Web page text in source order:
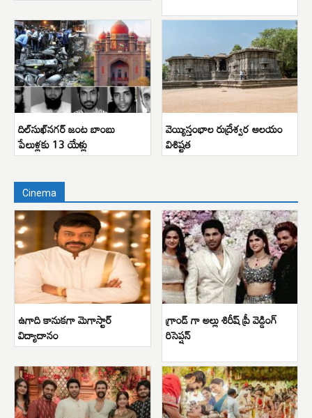
దిల్‌సుఖ్‌నగర్ జంట బాంబు
పేలుళ్లకు 13 యేళ్లు
వెయ్యిస్తంభాల రుద్రేశ్వర ఆలయం
విశిష్టత
Cinema
ఉగాది కానుకగా మెగాస్టార్
విద్యాదానం
గ్రాండ్ గా అల్లు శిరీష్ ప్రీ వెడ్డింగ్
రిసెప్షన్